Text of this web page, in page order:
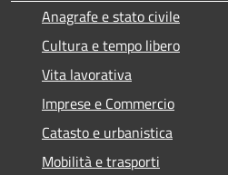
Anagrafe e stato civile
Cultura e tempo libero
Vita lavorativa
Imprese e Commercio
Catasto e urbanistica
Mobilità e trasporti